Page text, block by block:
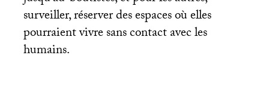
surveiller, réserver des espaces où elles
pourraient vivre sans contact avec les
humains.